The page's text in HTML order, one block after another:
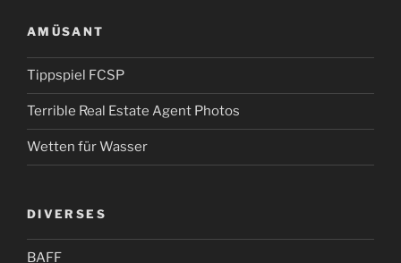
AMÜSANT
Tippspiel FCSP
Terrible Real Estate Agent Photos
Wetten für Wasser
DIVERSES
BAFF